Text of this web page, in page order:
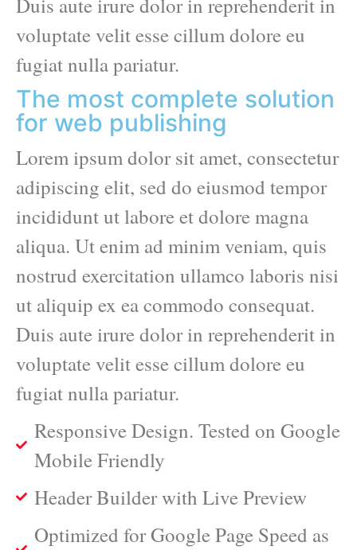
voluptate velit esse cillum dolore eu
fugiat nulla pariatur.
The most complete solution
for web publishing
Lorem ipsum dolor sit amet, consectetur
adipiscing elit, sed do eiusmod tempor
incididunt ut labore et dolore magna
aliqua. Ut enim ad minim veniam, quis
nostrud exercitation ullamco laboris nisi
ut aliquip ex ea commodo consequat.
Duis aute irure dolor in reprehenderit in
voluptate velit esse cillum dolore eu
fugiat nulla pariatur.
Responsive Design. Tested on Google
Mobile Friendly
Header Builder with Live Preview
Optimized for Google Page Speed as